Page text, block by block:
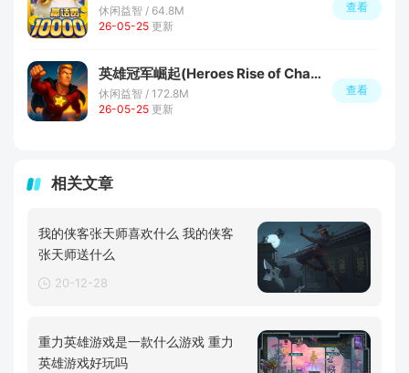
休闲益智 / 64.8M
26-05-25 更新
查看
英雄冠军崛起(Heroes Rise of Champions)
休闲益智 / 172.8M
26-05-25 更新
查看
相关文章
我的侠客张天师喜欢什么 我的侠客
张天师送什么
20-12-28
重力英雄游戏是一款什么游戏 重力
英雄游戏好玩吗